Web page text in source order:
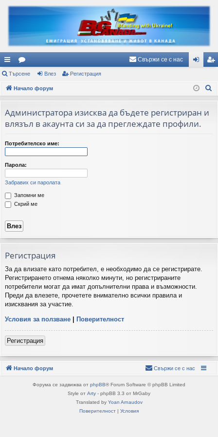
ъ
рз
вр
ки
ор
ум
Свържи се с нас
з ис
ац
Търсене Влез Регистрация
Начало форум
Администратора изисква да бъдете регистриран и
влязъл в акаунта си за да преглеждате профили.
Потребителско име:
Парола:
Забравих си паролата
Запомни ме
Скрий ме
Регистрация
За да влизате като потребител, е необходимо да се регистрирате.
Регистрирането отнема няколко минути, но регистрираните
потребители могат да имат допълнителни права и възможности.
Преди да влезете, прочетете внимателно всички правила и
изисквания за участие.
Условия за ползване Поверителност
Регистрация
Начало форум Свържи се с нас
Форума се задвижва от phpBB® Forum Software © phpBB Limited
Style от Arty - phpBB 3.3 от MrGaby
Translated by Yoan Arnaudov
Поверителност
Условия